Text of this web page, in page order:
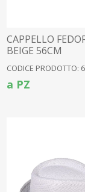
CAPPELLO
BEIGE 56CM
CODICE PRODOTTO:
a PZ